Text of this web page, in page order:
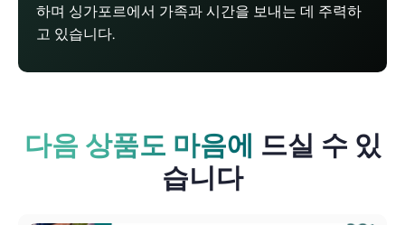
하며 싱가포르에서 가족과 시간을 보내는 데 주력하
고 있습니다.
다음 상품도 마음에 드실 수 있
습니다